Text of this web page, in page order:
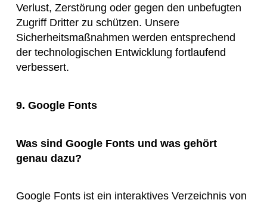
Verlust, Zerstörung oder gegen den unbefugten
Zugriff Dritter zu schützen. Unsere
Sicherheitsmaßnahmen werden entsprechend
der technologischen Entwicklung fortlaufend
verbessert.
9. Google Fonts
Was sind Google Fonts und was gehört
genau dazu?
Google Fonts ist ein interaktives Verzeichnis von